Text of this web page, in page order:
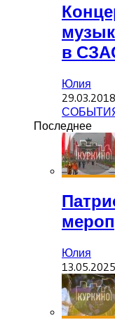
в
Юлия
29.03.2018
Последнее
Юлия
13.05.2025